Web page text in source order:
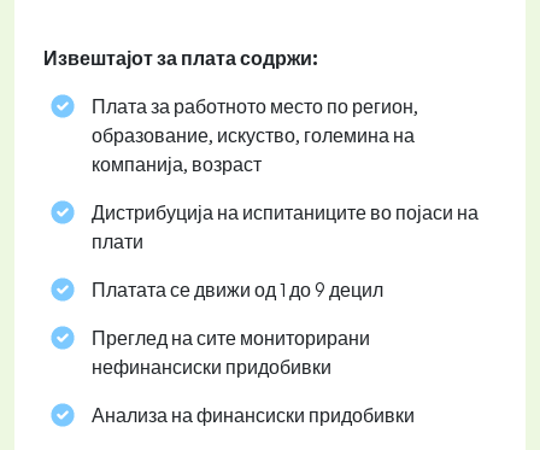
Извештајот за плата содржи:
Плата за работното место по регион,
образование, искуство, големина на
компанија, возраст
Дистрибуција на испитаниците во појаси на
плати
Платата се движи од 1 до 9 децил
Преглед на сите мониторирани
нефинансиски придобивки
Анализа на финансиски придобивки